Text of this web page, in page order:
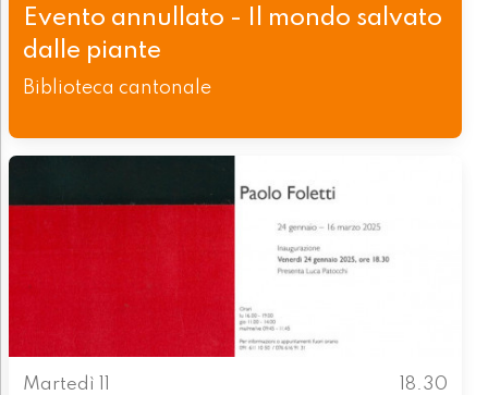
Evento annullato - Il mondo salvato
dalle piante
Biblioteca cantonale
Martedì 11
18.30